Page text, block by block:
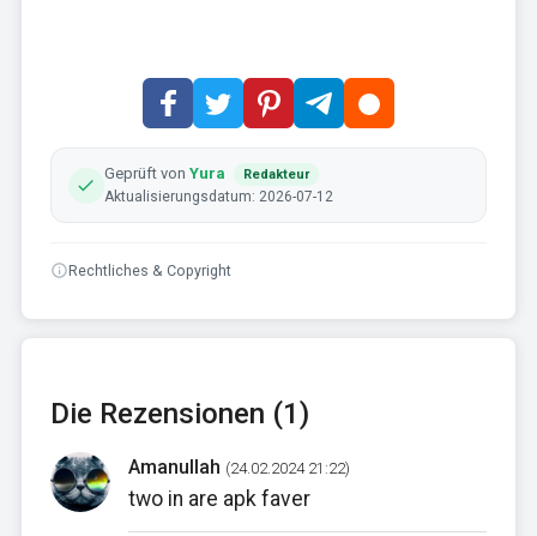
Geprüft von Yura Redakteur
Aktualisierungsdatum: 2026-07-12
Rechtliches & Copyright
Die Rezensionen (1)
Amanullah (24.02.2024 21:22)
two in are apk faver